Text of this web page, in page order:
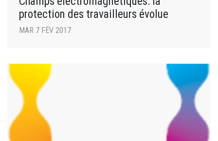
protection des travailleurs évolue
MAR 7 FÉV 2017